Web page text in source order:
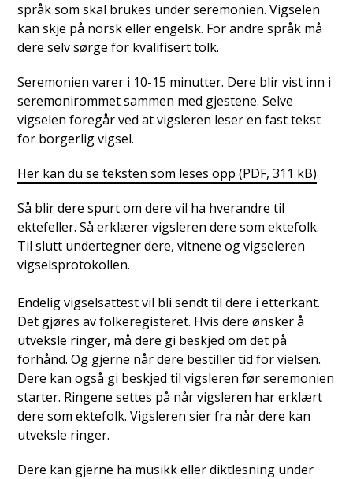
språk som skal brukes under seremonien. Vigselen
kan skje på norsk eller engelsk. For andre språk må
dere selv sørge for kvalifisert tolk.
Seremonien varer i 10-15 minutter. Dere blir vist inn i
seremonirommet sammen med gjestene. Selve
vigselen foregår ved at vigsleren leser en fast tekst
for borgerlig vigsel.
Her kan du se teksten som leses opp (PDF, 311 kB)
Så blir dere spurt om dere vil ha hverandre til
ektefeller. Så erklærer vigsleren dere som ektefolk.
Til slutt undertegner dere, vitnene og vigseleren
vigselsprotokollen.
Endelig vigselsattest vil bli sendt til dere i etterkant.
Det gjøres av folkeregisteret. Hvis dere ønsker å
utveksle ringer, må dere gi beskjed om det på
forhånd. Og gjerne når dere bestiller tid for vielsen.
Dere kan også gi beskjed til vigsleren før seremonien
starter. Ringene settes på når vigsleren har erklært
dere som ektefolk. Vigsleren sier fra når dere kan
utveksle ringer.
Dere kan gjerne ha musikk eller diktlesning under